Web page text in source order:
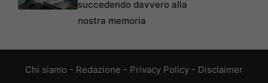
succedendo davvero alla
nostra memoria
Chi siamo - Redazione - Privacy Policy - Disclaimer